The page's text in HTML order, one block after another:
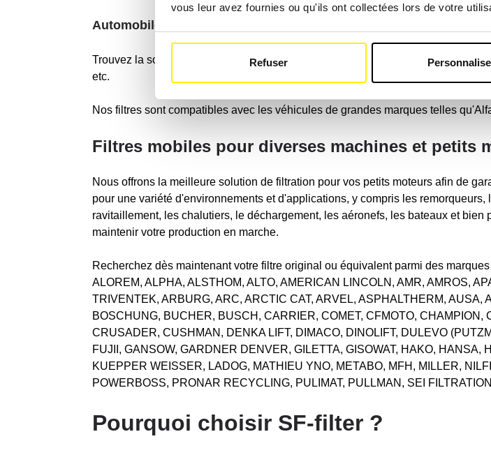
vous leur avez fournies ou qu'ils ont collectées lors de votre
Refuser
Automobile / voiture de tourisme
Trouvez la solution de filtration adaptée pour votre voiture, caravane, berline,
etc.
Nos filtres sont compatibles avec les véhicules de grandes marques telles
Filtres mobiles pour diverses machines et petits
Nous offrons la meilleure solution de filtration pour vos petits moteurs afin de
pour une variété d'environnements et d'applications, y compris les
ravitaillement, les chalutiers, le déchargement, les aéronefs, les bateaux et
maintenir votre production en marche.
Recherchez dès maintenant votre filtre original ou équivalent parmi des
ALOREM, ALPHA, ALSTHOM, ALTO, AMERICAN LINCOLN, AMR, AMROS,
TRIVENTEK, ARBURG, ARC, ARCTIC CAT, ARVEL, ASPHALTHERM,
BOSCHUNG, BUCHER, BUSCH, CARRIER, COMET, CFMOTO,
CRUSADER, CUSHMAN, DENKA LIFT, DIMACO, DINOLIFT, DULEVO
FUJII, GANSOW, GARDNER DENVER, GILETTA, GISOWAT, HAKO,
KUEPPER WEISSER, LADOG, MATHIEU YNO, METABO, MFH, MILLER,
POWERBOSS, PRONAR RECYCLING, PULIMAT, PULLMAN, SEI
Pourquoi choisir SF-filter ?